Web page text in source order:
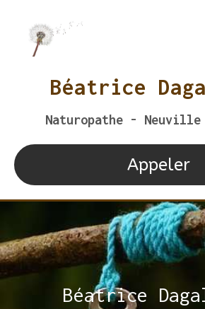
Béatrice
Naturopathe - Neuville
Appeler
Béatrice
Béatrice
Béatrice
Béatrice